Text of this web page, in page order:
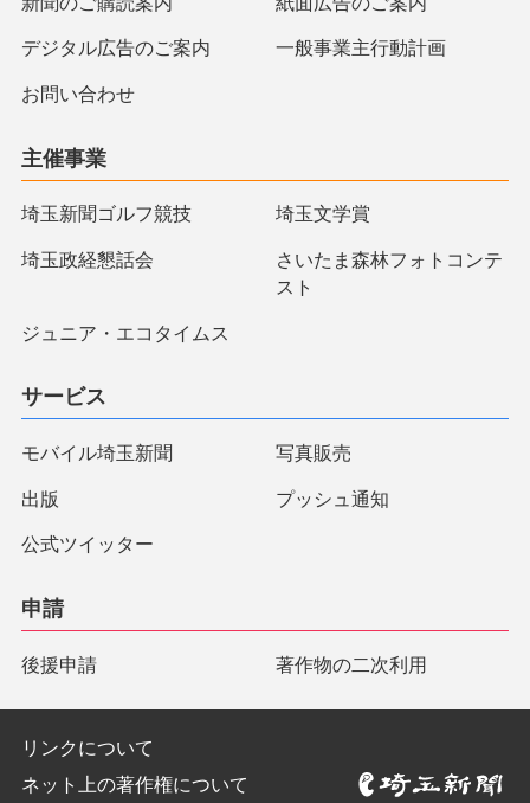
デジタル広告のご案内 一般事業主行動計画
お問い合わせ
主催事業
埼玉新聞ゴルフ競技 埼玉文学賞
埼玉政経懇話会
さいたま森林フォトコンテ
スト
ジュニア・エコタイムス
サービス
モバイル埼玉新聞 写真販売
出版 プッシュ通知
公式ツイッター
申請
後援申請 著作物の二次利用
リンクについて
ネット上の著作権について